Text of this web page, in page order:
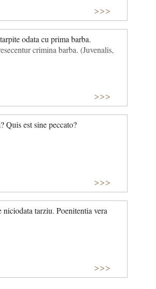
>>>
odata cu prima barba.
crimina barba. (Juvenalis,
>>>
Quis est sine peccato?
>>>
niciodata tarziu. Poenitentia vera
>>>